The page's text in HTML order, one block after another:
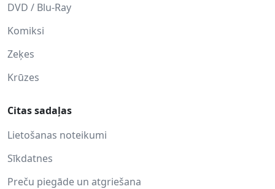
DVD / Blu-Ray
Komiksi
Zeķes
Krūzes
Citas sadaļas
Lietošanas noteikumi
Sīkdatnes
Preču piegāde un atgriešana